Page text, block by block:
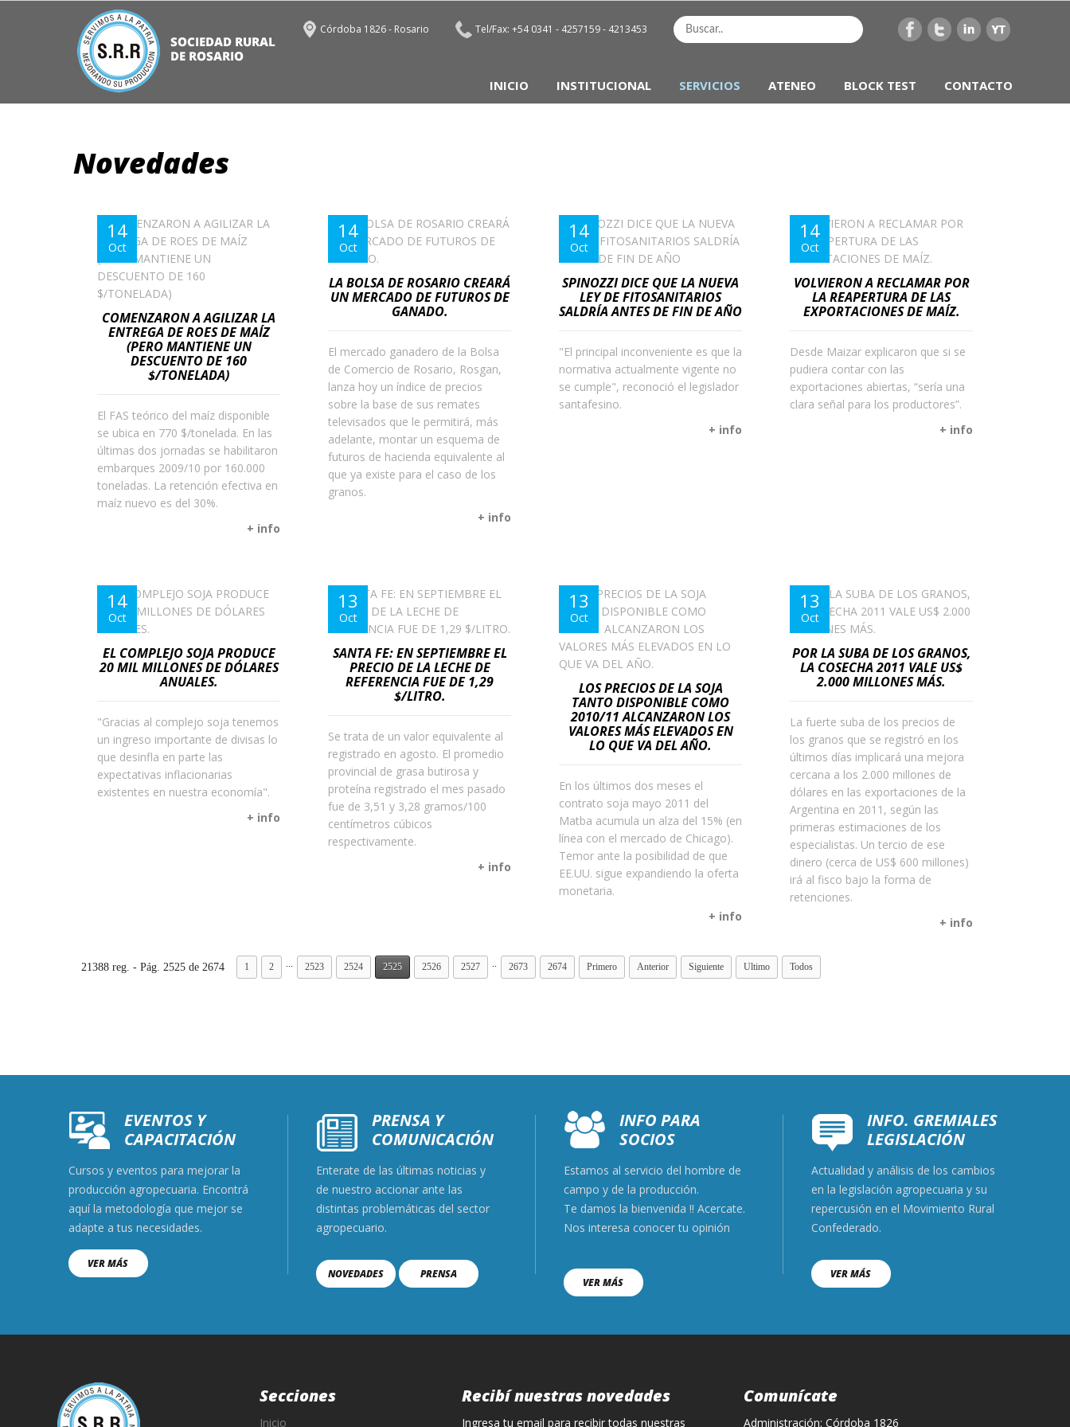
Córdoba 1826 - Rosario Tel/Fax: +54 0341 - 4257159 - 4213453
INICIO INSTITUCIONAL SERVICIOS ATENEO BLOCK TEST CONTACTO
Novedades
14
Oct
COMENZARON A AGILIZAR LA
ENTREGA DE ROES DE MAÍZ
(PERO MANTIENE UN
DESCUENTO DE 160
$/TONELADA)
El FAS teórico del maíz disponible
se ubica en 770 $/tonelada. En las
últimas dos jornadas se habilitaron
embarques 2009/10 por 160.000
toneladas. La retención efectiva en
maíz nuevo es del 30%.
+ info
14
Oct
LA BOLSA DE ROSARIO CREARÁ
UN MERCADO DE FUTUROS DE
GANADO.
El mercado ganadero de la Bolsa
de Comercio de Rosario, Rosgan,
lanza hoy un índice de precios
sobre la base de sus remates
televisados que le permitirá, más
adelante, montar un esquema de
futuros de hacienda equivalente al
que ya existe para el caso de los
granos.
+ info
14
Oct
SPINOZZI DICE QUE LA NUEVA
LEY DE FITOSANITARIOS
SALDRÍA ANTES DE FIN DE AÑO
"El principal inconveniente es que la
normativa actualmente vigente no
se cumple", reconoció el legislador
santafesino.
+ info
14
Oct
VOLVIERON A RECLAMAR POR
LA REAPERTURA DE LAS
EXPORTACIONES DE MAÍZ.
Desde Maizar explicaron que si se
pudiera contar con las
exportaciones abiertas, “sería una
clara señal para los productores”.
+ info
14
Oct
EL COMPLEJO SOJA PRODUCE
20 MIL MILLONES DE DÓLARES
ANUALES.
"Gracias al complejo soja tenemos
un ingreso importante de divisas lo
que desinfla en parte las
expectativas inflacionarias
existentes en nuestra economía".
+ info
13
Oct
SANTA FE: EN SEPTIEMBRE EL
PRECIO DE LA LECHE DE
REFERENCIA FUE DE 1,29
$/LITRO.
Se trata de un valor equivalente al
registrado en agosto. El promedio
provincial de grasa butirosa y
proteína registrado el mes pasado
fue de 3,51 y 3,28 gramos/100
centímetros cúbicos
respectivamente.
+ info
13
Oct
LOS PRECIOS DE LA SOJA
TANTO DISPONIBLE COMO
2010/11 ALCANZARON LOS
VALORES MÁS ELEVADOS EN
LO QUE VA DEL AÑO.
En los últimos dos meses el
contrato soja mayo 2011 del
Matba acumula un alza del 15% (en
línea con el mercado de Chicago).
Temor ante la posibilidad de que
EE.UU. sigue expandiendo la oferta
monetaria.
+ info
13
Oct
POR LA SUBA DE LOS GRANOS,
LA COSECHA 2011 VALE US$
2.000 MILLONES MÁS.
La fuerte suba de los precios de
los granos que se registró en los
últimos días implicará una mejora
cercana a los 2.000 millones de
dólares en las exportaciones de la
Argentina en 2011, según las
primeras estimaciones de los
especialistas. Un tercio de ese
dinero (cerca de US$ 600 millones)
irá al fisco bajo la forma de
retenciones.
+ info
21388 reg. - Pág. 2525 de 2674 1 2 ... 2523 2524 2525 2526 2527 .. 2673 2674 Primero Anterior Siguiente Ultimo Todos
EVENTOS Y
CAPACITACIÓN
Cursos y eventos para mejorar la
producción agropecuaria. Encontrá
aquí la metodología que mejor se
adapte a tus necesidades.
VER MÁS
PRENSA Y
COMUNICACIÓN
Enterate de las últimas noticias y
de nuestro accionar ante las
distintas problemáticas del sector
agropecuario.
NOVEDADES PRENSA
INFO PARA
SOCIOS
Estamos al servicio del hombre de
campo y de la producción.
Te damos la bienvenida !! Acercate.
Nos interesa conocer tu opinión
VER MÁS
INFO. GREMIALES
LEGISLACIÓN
Actualidad y análisis de los cambios
en la legislación agropecuaria y su
repercusión en el Movimiento Rural
Confederado.
VER MÁS
Secciones
Inicio
Recibí nuestras novedades
Ingresa tu email para recibir todas nuestras
Comunícate
Administración: Córdoba 1826